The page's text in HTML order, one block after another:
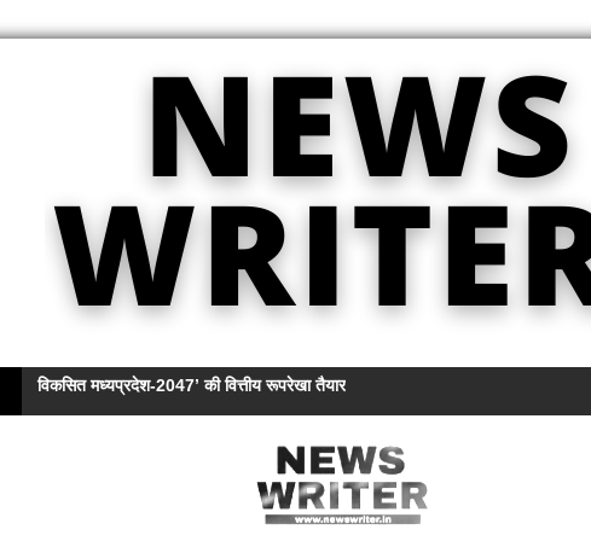
विकसित मध्यप्रदेश-2047’ की वित्तीय रूपरेखा तैयार